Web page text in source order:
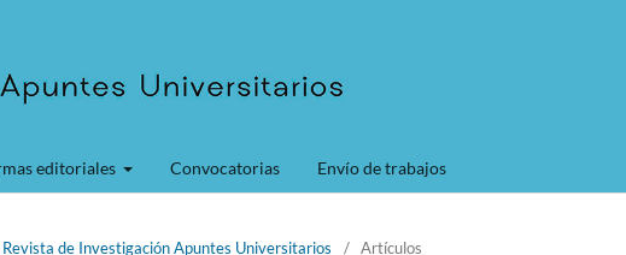
editoriales Convocatorias Envío de trabajos
de Investigación Apuntes Universitarios / Artículos